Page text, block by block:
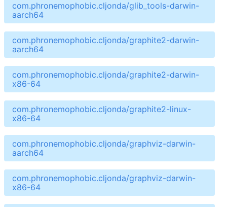
com.phronemophobic.cljonda/glib_tools-darwin-
aarch64
com.phronemophobic.cljonda/graphite2-darwin-
aarch64
com.phronemophobic.cljonda/graphite2-darwin-
x86-64
com.phronemophobic.cljonda/graphite2-linux-
x86-64
com.phronemophobic.cljonda/graphviz-darwin-
aarch64
com.phronemophobic.cljonda/graphviz-darwin-
x86-64